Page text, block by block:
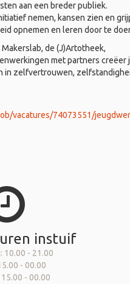
aan een breder publiek.
nemen, kansen zien en
opnemen en leren door te
Makerslab, de (J)Artotheek,
met partners creëer
in zelfvertrouwen,
vacatures/74073551/
instuif
10.00 - 21.00
- 00.00
- 00.00